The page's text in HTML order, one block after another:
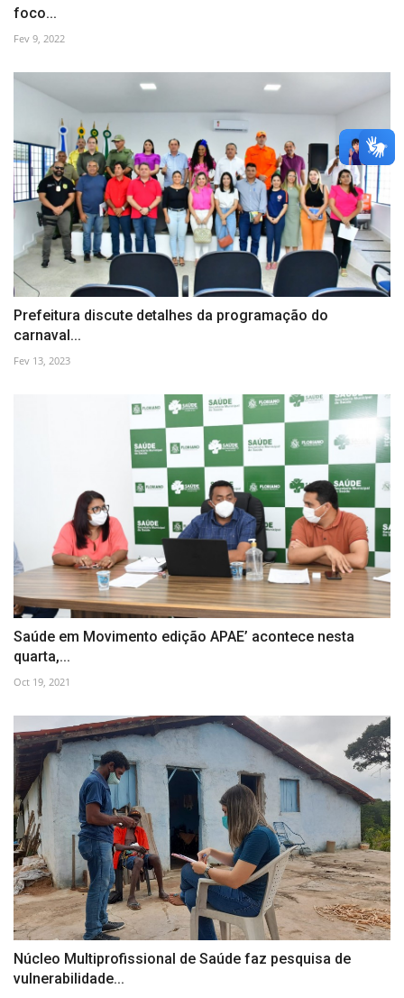
foco...
Fev 9, 2022
Prefeitura discute detalhes da programação do
carnaval...
Fev 13, 2023
Saúde em Movimento edição APAE’ acontece nesta
quarta,...
Oct 19, 2021
Núcleo Multiprofissional de Saúde faz pesquisa de
vulnerabilidade...